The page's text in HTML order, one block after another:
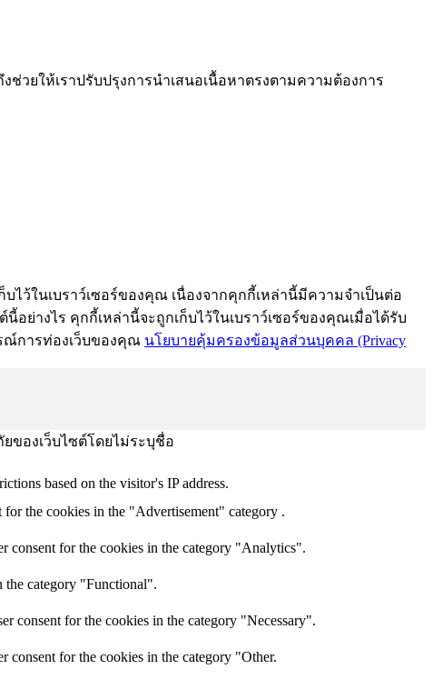
วยให้เราปรับปรุงการนำเสนอเนื้อหาตรงตามความต้องการ
ว้ในเบราว์เซอร์ของคุณ เนื่องจากคุกกี้เหล่านี้มีความจำเป็นต่อ
ย่างไร คุกกี้เหล่านี้จะถูกเก็บไว้ในเบราว์เซอร์ของคุณเมื่อได้รับ
ณ์การท่องเว็บของคุณ นโยบายคุ้มครองข้อมูลส่วนบุคคล (Privacy
ของเว็บไซต์โดยไม่ระบุชื่อ
based on the visitor's IP address.
the cookies in the "Advertisement" category .
consent for the cookies in the category "Analytics".
the category "Functional".
consent for the cookies in the category "Necessary".
consent for the cookies in the category "Other.